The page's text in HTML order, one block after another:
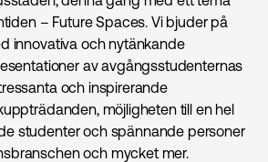
– Future Spaces. Vi bjuder på
innovativa och nytänkande
av avgångsstudenternas
och inspirerande
möjligheten till en hel
studenter och spännande personer
och mycket mer.